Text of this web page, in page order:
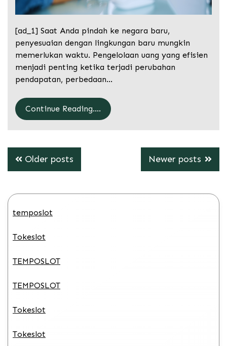
[ad_1] Saat Anda pindah ke negara baru,
penyesuaian dengan lingkungan baru mungkin
memerlukan waktu. Pengelolaan uang yang efisien
menjadi penting ketika terjadi perubahan
pendapatan, perbedaan…
Continue Reading....
Posts
navigation
Older posts Newer posts
temposlot
Tokeslot
TEMPOSLOT
TEMPOSLOT
Tokeslot
Tokeslot